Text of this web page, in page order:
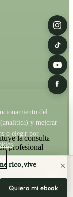
la consulta
profesional
relación comercial;
política editorial.
del
y mejorar
o elegir por
.
rico, vive
Quiero mi ebook